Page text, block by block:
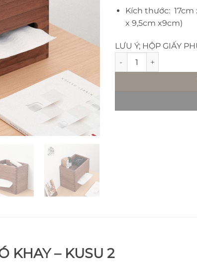
Kích thước: 17cm
x 9,5cm x9cm)
LƯU Ý; HỘP GIẤY
Hộp gỗ đựng giấy có
KHAY – KUSU 2